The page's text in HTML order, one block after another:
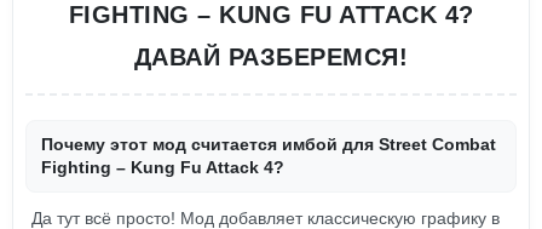
FIGHTING – KUNG FU ATTACK 4?
ДАВАЙ РАЗБЕРЕМСЯ!
Почему этот мод считается имбой для Street Combat
Fighting – Kung Fu Attack 4?
Да тут всё просто! Мод добавляет классическую графику в